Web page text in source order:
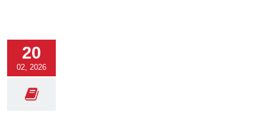
20
02, 2026